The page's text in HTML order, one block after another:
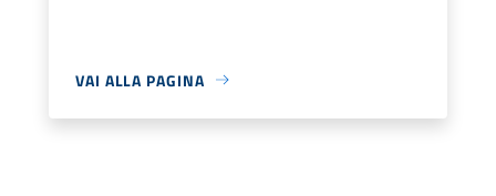
VAI ALLA PAGINA